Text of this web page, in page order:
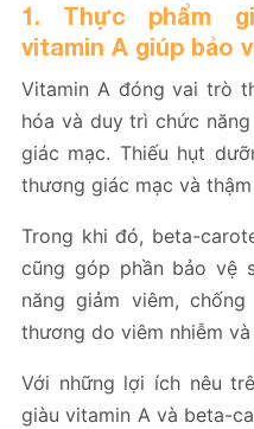
1. Thực phẩm
vitamin A giúp bảo
Vitamin A đóng vai trò
hóa và duy trì chức
giác mạc. Thiếu hụt
thương giác mạc và
Trong khi đó, beta-
cũng góp phần bảo vệ
năng giảm viêm,
thương do viêm nhiễm
Với những lợi ích nêu
giàu vitamin A và beta-